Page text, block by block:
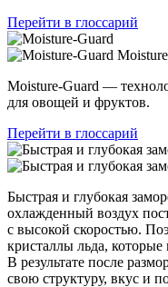
Перейти в глоссарий
Moisture-Guard —
для овощей и фруктов.
Перейти в глоссарий
Быстрая и глубокая
охлажденный воздух
с высокой скоростью.
кристаллы льда,
В результате после
свою структуру, вкус и